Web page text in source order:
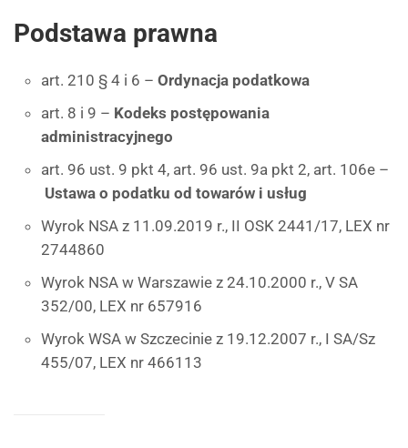
Podstawa prawna
art. 210 § 4 i 6 – Ordynacja podatkowa
art. 8 i 9 – Kodeks postępowania
administracyjnego
art. 96 ust. 9 pkt 4, art. 96 ust. 9a pkt 2, art. 106e –
Ustawa o podatku od towarów i usług
Wyrok NSA z 11.09.2019 r., II OSK 2441/17, LEX nr
2744860
Wyrok NSA w Warszawie z 24.10.2000 r., V SA
352/00, LEX nr 657916
Wyrok WSA w Szczecinie z 19.12.2007 r., I SA/Sz
455/07, LEX nr 466113